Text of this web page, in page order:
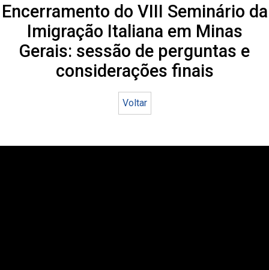
Encerramento do VIII Seminário da
Imigração Italiana em Minas
Gerais: sessão de perguntas e
considerações finais
Voltar